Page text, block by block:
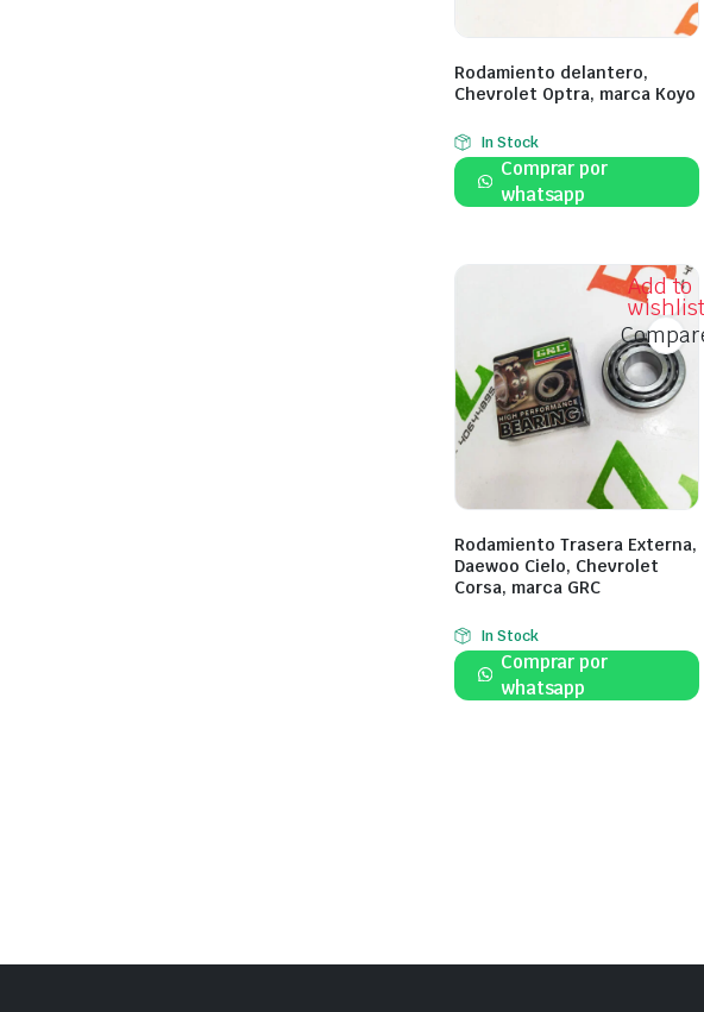
Rodamiento delantero,
Chevrolet Optra, marca Koyo
In Stock
Comprar por
whatsapp
Add to
wishlist
Rodamiento Trasera Externa,
Daewoo Cielo, Chevrolet
Corsa, marca GRC
In Stock
Comprar por
whatsapp